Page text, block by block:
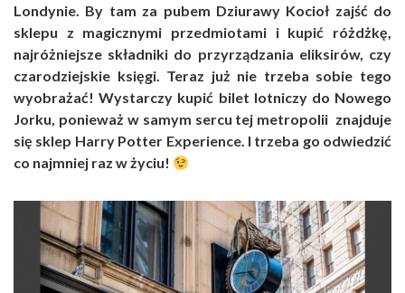
Londynie. By tam za pubem Dziurawy Kocioł zajść do
sklepu z magicznymi przedmiotami i kupić różdżkę,
najróżniejsze składniki do przyrządzania eliksirów, czy
czarodziejskie księgi. Teraz już nie trzeba sobie tego
wyobrażać! Wystarczy kupić bilet lotniczy do Nowego
Jorku, ponieważ w samym sercu tej metropolii znajduje
się sklep Harry Potter Experience. I trzeba go odwiedzić
co najmniej raz w życiu!